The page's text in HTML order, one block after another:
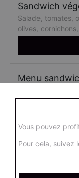
Sandwich
Salade, tomates,
olives,
Menu
olives + frites + 1
Menu
olives + frites + 1
Vous pouvez
Pour cela, suivez